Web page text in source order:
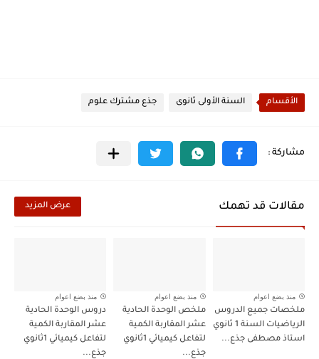
الأقسام السنة الأولى ثانوى جذع مشترك علوم
مقالات قد تهمك عرض المزيد
منذ بضع اعوام
ملخصات جميع الدروس
الرياضيات السنة 1 ثانوي
استاذ مصطفى جذع...
منذ بضع اعوام
ملخص الوحدة الحادية
عشر المقاربة الكمية
لتفاعل كيميائي 1ثانوي
جذع...
منذ بضع اعوام
دروس الوحدة الحادية
عشر المقاربة الكمية
لتفاعل كيميائي 1ثانوي
جذع...